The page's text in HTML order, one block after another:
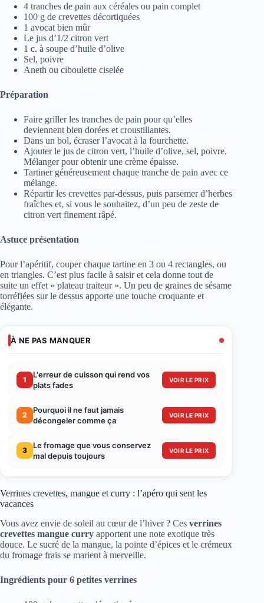
4 tranches de pain aux céréales ou pain complet
100 g de crevettes décortiquées
1 avocat bien mûr
Le jus d’1/2 citron vert
1 c. à soupe d’huile d’olive
Sel, poivre
Aneth ou ciboulette ciselée
Préparation
Faire griller les tranches de pain pour qu’elles
deviennent bien dorées et croustillantes.
Dans un bol, écraser l’avocat à la fourchette.
Ajouter le jus de citron vert, l’huile d’olive, sel, poivre.
Mélanger pour obtenir une crème épaisse.
Tartiner généreusement chaque tranche de pain avec ce
mélange.
Répartir les crevettes par-dessus, puis parsemer d’herbes
fraîches et, si vous le souhaitez, d’un peu de zeste de
citron vert finement râpé.
Astuce présentation
Pour l’apéritif, couper chaque tartine en 3 ou 4 rectangles, ou
en triangles. C’est plus facile à saisir et cela donne tout de
suite un effet « plateau traiteur ». Un peu de graines de sésame
torréfiées sur le dessus apporte une touche croquante et
élégante.
À NE PAS MANQUER
1
L'erreur de cuisson qui rend vos
plats fades
VOIR LE PRIX
2
Pourquoi il ne faut jamais
décongeler comme ça
VOIR LE PRIX
3
Le fromage que vous conservez
mal depuis toujours
VOIR LE PRIX
Verrines crevettes, mangue et curry : l’apéro qui sent les
vacances
Vous avez envie de soleil au cœur de l’hiver ? Ces verrines
crevettes mangue curry apportent une note exotique très
douce. Le sucré de la mangue, la pointe d’épices et le crémeux
du fromage frais se marient à merveille.
Ingrédients pour 6 petites verrines